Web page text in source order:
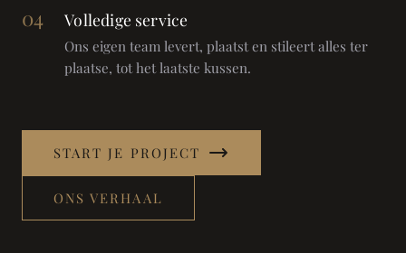
04 Volledige service
Ons eigen team levert, plaatst en stileert alles ter
plaatse, tot het laatste kussen.
START JE PROJECT
ONS VERHAAL